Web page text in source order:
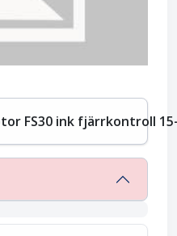
FS30 ink fjärrkontroll